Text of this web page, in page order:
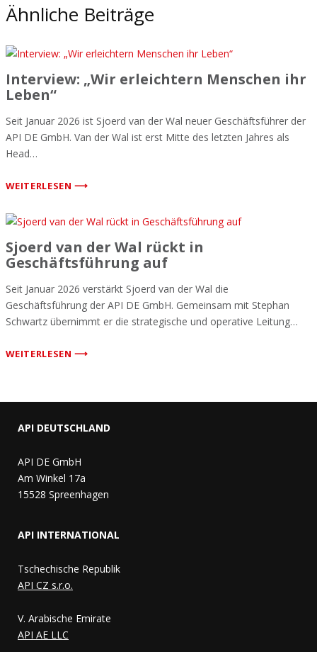
Ähnliche Beiträge
Interview: „Wir erleichtern Menschen ihr
Leben“
Seit Januar 2026 ist Sjoerd van der Wal neuer Geschäftsführer der
API DE GmbH. Van der Wal ist erst Mitte des letzten Jahres als
Head…
WEITERLESEN ⟶
Sjoerd van der Wal rückt in
Geschäftsführung auf
Seit Januar 2026 verstärkt Sjoerd van der Wal die
Geschäftsführung der API DE GmbH. Gemeinsam mit Stephan
Schwartz übernimmt er die strategische und operative Leitung…
WEITERLESEN ⟶
API DEUTSCHLAND
API DE GmbH
Am Winkel 17a
15528 Spreenhagen
API INTERNATIONAL
Tschechische Republik
API CZ s.r.o.
V. Arabische Emirate
API AE LLC